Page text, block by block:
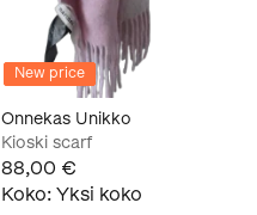
New price
Onnekas Unikko
Kioski scarf
88,00 €
Koko: Yksi koko